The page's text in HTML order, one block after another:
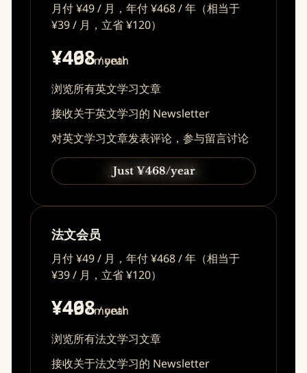
月付 ¥49 / 月，年付 ¥468 / 年（相当于
¥39 / 月，立省 ¥120）
¥49/ month
¥468/ year
浏览所有英文学习文章
接收关于英文学习的 Newsletter
对英文学习文章发表评论，参与留言讨论
Just ¥49/month
Just ¥468/year
法文会员
月付 ¥49 / 月，年付 ¥468 / 年（相当于
¥39 / 月，立省 ¥120）
¥49/ month
¥468/ year
浏览所有法文学习文章
接收关于法文学习的 Newsletter